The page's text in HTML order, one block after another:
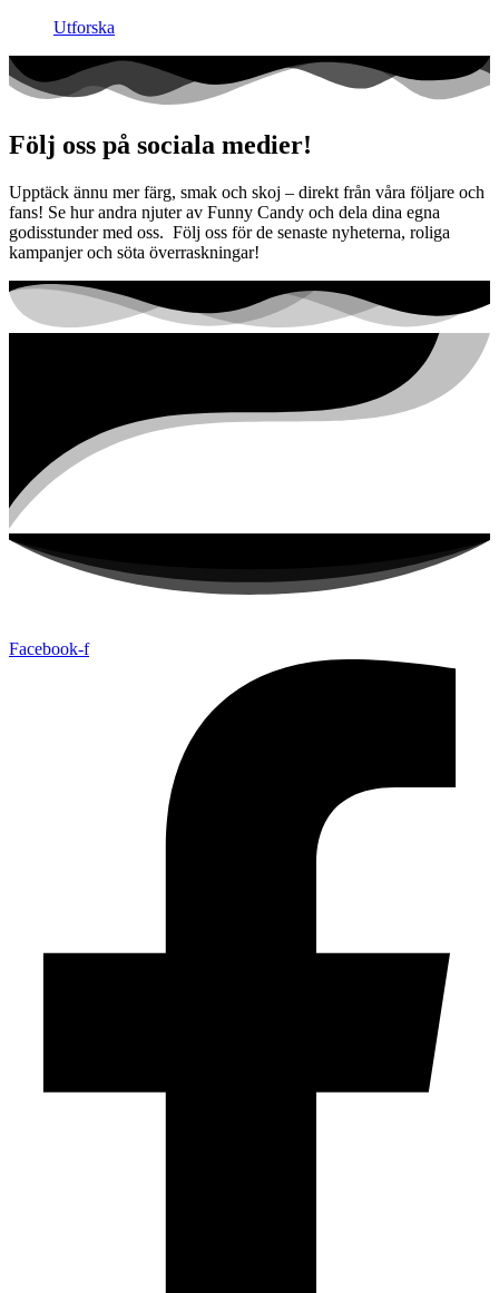
Utforska
Följ oss på sociala medier!
Upptäck ännu mer färg, smak och skoj – direkt från våra följare och
fans! Se hur andra njuter av Funny Candy och dela dina egna
godisstunder med oss. Följ oss för de senaste nyheterna, roliga
kampanjer och söta överraskningar!
Facebook-f